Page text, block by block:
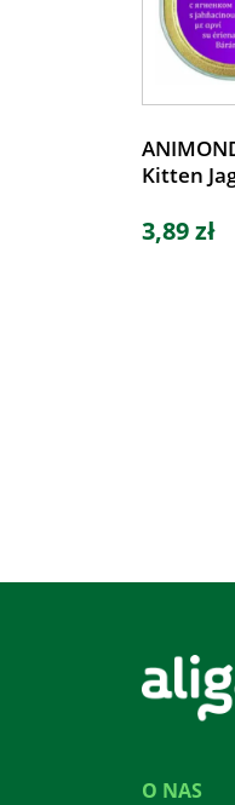
Kitten
3,89 zł
O NAS